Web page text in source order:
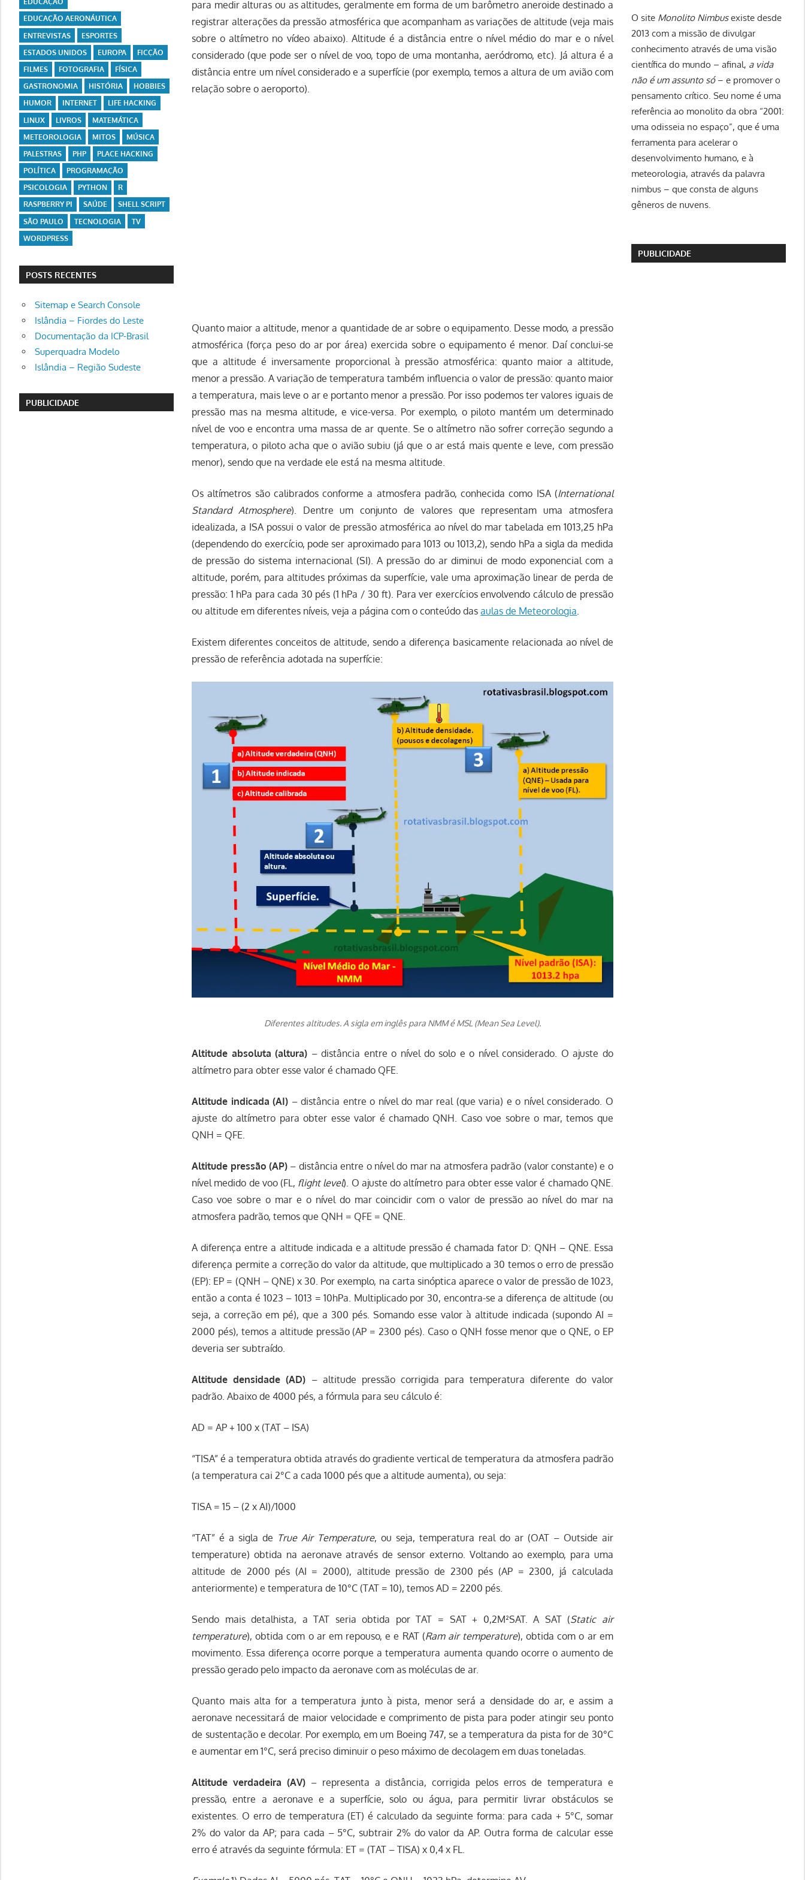
para medir alturas ou as altitudes, geralmente em forma de um barômetro aneroide destinado a
registrar alterações da pressão atmosférica que acompanham as variações de altitude (veja mais
sobre o altímetro no vídeo abaixo). Altitude é a distância entre o nível médio do mar e o nível
considerado (que pode ser o nível de voo, topo de uma montanha, aeródromo, etc). Já altura é a
distância entre um nível considerado e a superfície (por exemplo, temos a altura de um avião com
relação sobre o aeroporto).
Quanto maior a altitude, menor a quantidade de ar sobre o equipamento. Desse modo, a pressão
atmosférica (força peso do ar por área) exercida sobre o equipamento é menor. Daí conclui-se
que a altitude é inversamente proporcional à pressão atmosférica: quanto maior a altitude,
menor a pressão. A variação de temperatura também influencia o valor de pressão: quanto maior
a temperatura, mais leve o ar e portanto menor a pressão. Por isso podemos ter valores iguais de
pressão mas na mesma altitude, e vice-versa. Por exemplo, o piloto mantém um determinado
nível de voo e encontra uma massa de ar quente. Se o altímetro não sofrer correção segundo a
temperatura, o piloto acha que o avião subiu (já que o ar está mais quente e leve, com pressão
menor), sendo que na verdade ele está na mesma altitude.
Os altímetros são calibrados conforme a atmosfera padrão, conhecida como ISA (International
Standard Atmosphere). Dentre um conjunto de valores que representam uma atmosfera
idealizada, a ISA possui o valor de pressão atmosférica ao nível do mar tabelada em 1013,25 hPa
(dependendo do exercício, pode ser aproximado para 1013 ou 1013,2), sendo hPa a sigla da medida
de pressão do sistema internacional (SI). A pressão do ar diminui de modo exponencial com a
altitude, porém, para altitudes próximas da superfície, vale uma aproximação linear de perda de
pressão: 1 hPa para cada 30 pés (1 hPa / 30 ft). Para ver exercícios envolvendo cálculo de pressão
ou altitude em diferentes níveis, veja a página com o conteúdo dasaulas de Meteorologia
Existem diferentes conceitos de altitude, sendo a diferença basicamente relacionada ao nível de
pressão de referência adotada na superfície:
Diferentes altitudes. A sigla em inglês para NMM é MSL (Mean Sea Level).
Altitude absoluta (altura) – distância entre o nível do solo e o nível considerado. O ajuste do
altímetro para obter esse valor é chamado QFE.
Altitude indicada (AI) – distância entre o nível do mar real (que varia) e o nível considerado. O
ajuste do altímetro para obter esse valor é chamado QNH. Caso voe sobre o mar, temos que
QNH = QFE.
Altitude pressão (AP) – distância entre o nível do mar na atmosfera padrão (valor constante) e o
nível medido de voo (FL, flight level). O ajuste do altímetro para obter esse valor é chamado QNE.
Caso voe sobre o mar e o nível do mar coincidir com o valor de pressão ao nível do mar na
atmosfera padrão, temos que QNH = QFE = QNE.
A diferença entre a altitude indicada e a altitude pressão é chamada fator D: QNH – QNE. Essa
diferença permite a correção do valor da altitude, que multiplicado a 30 temos o erro de pressão
(EP): EP = (QNH – QNE) x 30. Por exemplo, na carta sinóptica aparece o valor de pressão de 1023,
então a conta é 1023 – 1013 = 10hPa. Multiplicado por 30, encontra-se a diferença de altitude (ou
seja, a correção em pé), que a 300 pés. Somando esse valor à altitude indicada (supondo AI =
2000 pés), temos a altitude pressão (AP = 2300 pés). Caso o QNH fosse menor que o QNE, o EP
deveria ser subtraído.
Altitude densidade (AD) – altitude pressão corrigida para temperatura diferente do valor
padrão. Abaixo de 4000 pés, a fórmula para seu cálculo é:
AD = AP + 100 x (TAT – ISA)
“TISA” é a temperatura obtida através do gradiente vertical de temperatura da atmosfera padrão
(a temperatura cai 2°C a cada 1000 pés que a altitude aumenta), ou seja:
TISA = 15 – (2 x AI)/1000
“TAT” é a sigla de True Air Temperature, ou seja, temperatura real do ar (OAT – Outside air
temperature) obtida na aeronave através de sensor externo. Voltando ao exemplo, para uma
altitude de 2000 pés (AI = 2000), altitude pressão de 2300 pés (AP = 2300, já calculada
anteriormente) e temperatura de 10°C (TAT = 10), temos AD = 2200 pés.
Sendo mais detalhista, a TAT seria obtida por TAT = SAT + 0,2M²SAT. A SAT (Static air
temperature), obtida com o ar em repouso, e e RAT (Ram air temperature), obtida com o ar em
movimento. Essa diferença ocorre porque a temperatura aumenta quando ocorre o aumento de
pressão gerado pelo impacto da aeronave com as moléculas de ar.
Quanto mais alta for a temperatura junto à pista, menor será a densidade do ar, e assim a
aeronave necessitará de maior velocidade e comprimento de pista para poder atingir seu ponto
de sustentação e decolar. Por exemplo, em um Boeing 747, se a temperatura da pista for de 30°C
e aumentar em 1°C, será preciso diminuir o peso máximo de decolagem em duas toneladas.
Altitude verdadeira (AV)– representa a distância, corrigida pelos erros de temperatura e
pressão, entre a aeronave e a superfície, solo ou água, para permitir livrar obstáculos se
existentes. O erro de temperatura (ET) é calculado da seguinte forma: para cada + 5°C, somar
2% do valor da AP; para cada – 5°C, subtrair 2% do valor da AP. Outra forma de calcular esse
erro é através da seguinte fórmula: ET = (TAT – TISA) x 0,4 x FL.
EDUCAÇÃO AERONÁUTICA
ENTREVISTAS
ESPORTES
ESTADOS UNIDOS
EUROPA
FICÇÃO
FILMES
FOTOGRAFIA
FÍSICA
GASTRONOMIA
HISTÓRIA
HOBBIES
HUMOR
INTERNET
LIFE HACKING
LINUX
LIVROS
MATEMÁTICA
METEOROLOGIA
MITOS
MÚSICA
PALESTRAS
PHP
PLACE HACKING
POLÍTICA
PROGRAMAÇÃO
PSICOLOGIA
PYTHON
R
RASPBERRY PI
SAÚDE
SHELL SCRIPT
SÃO PAULO
TECNOLOGIA
TV
WORDPRESS
POSTS RECENTES
Sitemap e Search Console
Islândia – Fiordes do Leste
Documentação da ICP-Brasil
Superquadra Modelo
Islândia – Região Sudeste
PUBLICIDADE
O site Monolito Nimbusexiste desde
2013 com a missão de divulgar
conhecimento através de uma visão
científica do mundo – afinal, a vida
não é um assunto só– e promover o
pensamento crítico. Seu nome é uma
referência ao monolito da obra “2001:
uma odisseia no espaço”, que é uma
ferramenta para acelerar o
desenvolvimento humano, e à
meteorologia, através da palavra
nimbus – que consta de alguns
gêneros de nuvens.
PUBLICIDADE